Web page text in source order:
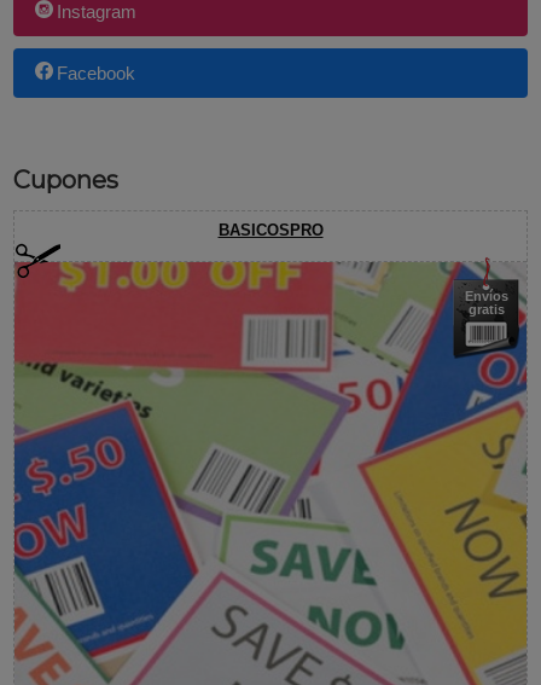
Instagram
Facebook
Cupones
BASICOSPRO
Envíos
gratis